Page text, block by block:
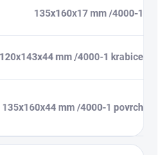
135x160x17 mm /4000-1
120x143x44 mm /4000-1 krabice
135x160x44 mm /4000-1 povrch